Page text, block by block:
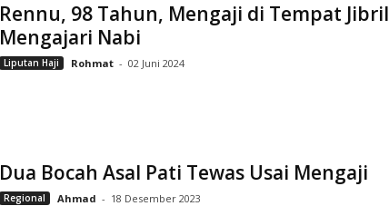
Rennu, 98 Tahun, Mengaji di Tempat Jibril
Mengajari Nabi
Liputan Haji Rohmat - 02 Juni 2024
Dua Bocah Asal Pati Tewas Usai Mengaji
Regional Ahmad - 18 Desember 2023